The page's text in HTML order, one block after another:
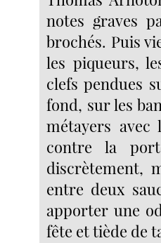
notes graves
brochés. Puis
les piqueurs,
clefs pendues
fond, sur les
métayers
contre la
discrètement,
entre deux
apporter une
fête et tiède de